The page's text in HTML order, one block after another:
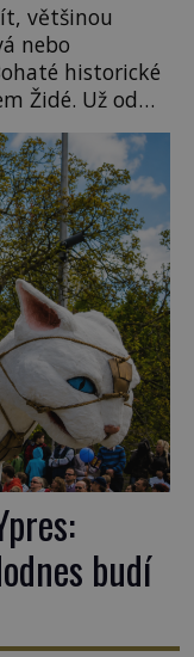
většinou
nebo
historické
Židé. Už od
nuceni v
i římské
jde o vztah
[…]
budí